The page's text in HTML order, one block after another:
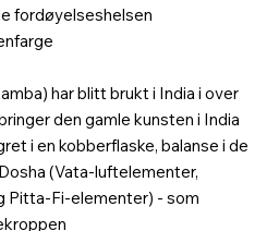
fordøyelseshelsen
har blitt brukt i India i over
den gamle kunsten i India
i en kobberflaske, balanse i de
(Vata-luftelementer,
Pitta-Fi-elementer) - som